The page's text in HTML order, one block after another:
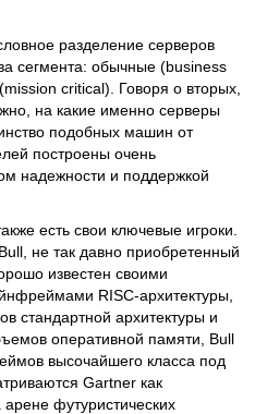
разделение серверов
сегмента: обычные (business
critical). Говоря о вторых,
на какие именно серверы
подобных машин от
построены очень
надежности и поддержкой
есть свои ключевые игроки.
не так давно приобретенный
известен своими
RISC-архитектуры,
стандартной архитектуры и
оперативной памяти, Bull
высочайшего класса под
Gartner как
футуристических